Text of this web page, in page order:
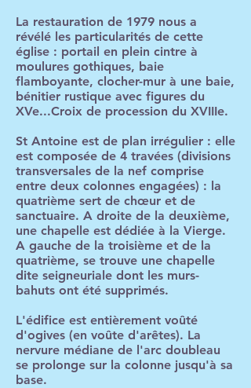
La restauration de 1979 nous a
révélé les particularités de cette
église : portail en plein cintre à
moulures gothiques, baie
flamboyante, clocher-mur à une baie,
bénitier rustique avec figures du
XVe...Croix de procession du XVIIIe.
St Antoine est de plan irrégulier : elle
est composée de 4 travées (divisions
transversales de la nef comprise
entre deux colonnes engagées) : la
quatrième sert de chœur et de
sanctuaire. A droite de la deuxième,
une chapelle est dédiée à la Vierge.
A gauche de la troisième et de la
quatrième, se trouve une chapelle
dite seigneuriale dont les murs-
bahuts ont été supprimés.
L'édifice est entièrement voûté
d'ogives (en voûte d'arêtes). La
nervure médiane de l'arc doubleau
se prolonge sur la colonne jusqu'à sa
base.